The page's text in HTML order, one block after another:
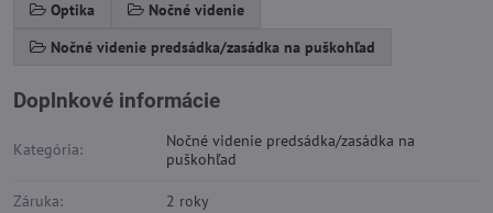
Optika
Nočné videnie
Nočné videnie predsádka/zasádka na puškohľad
Doplnkové informácie
Kategória:
Nočné videnie predsádka/zasádka na
puškohľad
Záruka: 2 roky